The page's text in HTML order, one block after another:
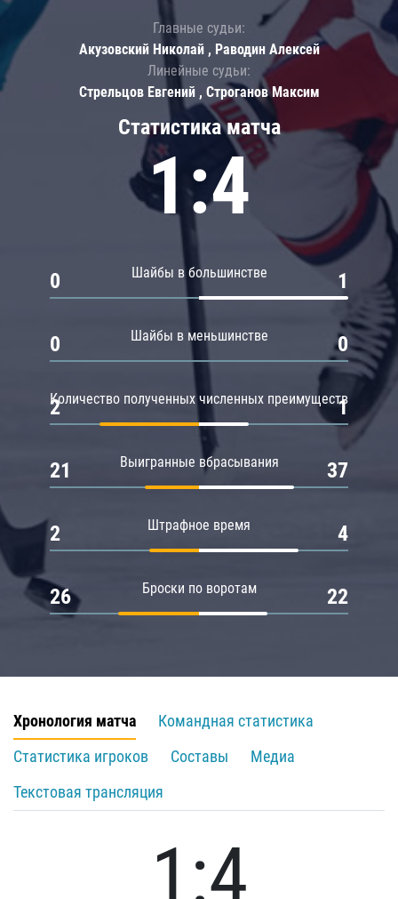
Статистика матча
1:4
Шайбы в большинстве
0 1
Шайбы в меньшинстве
0 0
Количество полученных численных преимуществ
2 1
Выигранные вбрасывания
21 37
Штрафное время
2 4
Броски по воротам
26 22
Главные судьи:
Акузовский Николай , Раводин Алексей
Линейные судьи:
Стрельцов Евгений , Строганов Максим
Хронология матча
Командная статистика
Статистика игроков
Составы
Медиа
Текстовая трансляция
1:4